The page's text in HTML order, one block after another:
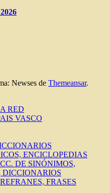
Newses de Themeansar.
RED
VASCO
ENCICLOPEDIAS
DE SINÓNIMOS,
FRASES